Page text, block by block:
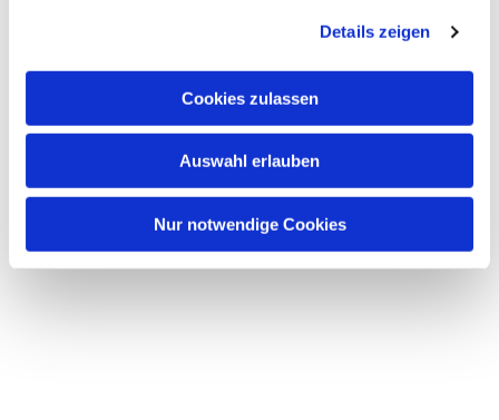
Details zeigen
Cookies zulassen
Auswahl erlauben
Nur notwendige Cookies